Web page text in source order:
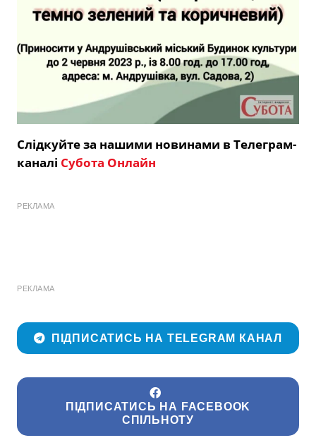
Слідкуйте за нашими новинами в Телеграм-
каналі Субота Онлайн
РЕКЛАМА
РЕКЛАМА
ПІДПИСАТИСЬ НА TELEGRAM КАНАЛ
ПІДПИСАТИСЬ НА FACEBOOK
СПІЛЬНОТУ